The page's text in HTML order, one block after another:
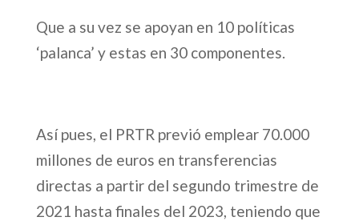
Que a su vez se apoyan en 10 políticas
‘palanca’ y estas en 30 componentes.
Así pues, el PRTR previó emplear 70.000
millones de euros en transferencias
directas a partir del segundo trimestre de
2021 hasta finales del 2023, teniendo que